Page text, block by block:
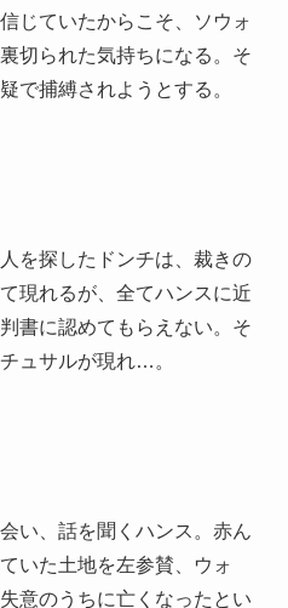
じていたからこそ、ソウォ
切られた気持ちになる。そ
で捕縛されようとする。
を探したドンチは、裁きの
現れるが、全てハンスに近
書に認めてもらえない。そ
ュサルが現れ…。
い、話を聞くハンス。赤ん
いた土地を左参賛、ウォ
意のうちに亡くなったとい